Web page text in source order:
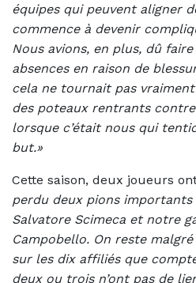
équipes qui peuvent aligner
commence à devenir
Nous avions, en plus, dû
absences en raison de
cela ne tournait pas
des poteaux rentrants
lorsque c’était nous qui
but.»
Cette saison, deux joueurs
perdu deux pions importants
Salvatore Scimeca et notre
Campobello. On reste
sur les dix affiliés que
deux ou trois n’ont pas de